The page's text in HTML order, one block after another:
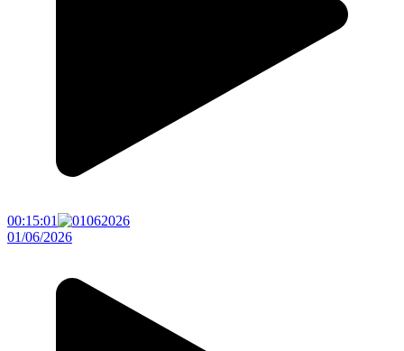
00:15:01
01/06/2026